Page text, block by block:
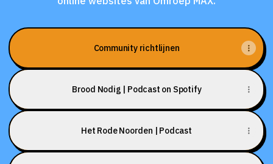
Community richtlijnen
Brood Nodig | Podcast on Spotify
Het Rode Noorden | Podcast